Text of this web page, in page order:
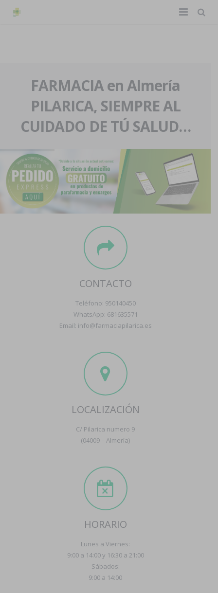
La farmacia
Nuestra historia
Nuestro equipo
Eventos
Servicios y reservas
Pedidos express
Blog
Contacto
Boletín
FARMACIA en Almería
PILARICA, SIEMPRE AL
CUIDADO DE TÚ SALUD…
CONTACTO
Teléfono: 950140450
WhatsApp: 681635571
Email: info@farmaciapilarica.es
LOCALIZACIÓN
C/ Pilarica numero 9
(04009 – Almería)
HORARIO
Lunes a Viernes:
9:00 a 14:00 y 16:30 a 21:00
Sábados:
9:00 a 14:00